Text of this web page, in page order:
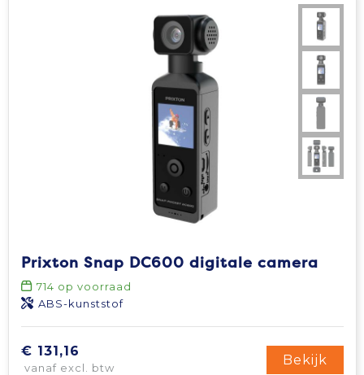
Prixton Snap DC600 digitale camera
714 op voorraad
ABS-kunststof
€ 131,16
vanaf excl. btw
Bekijk